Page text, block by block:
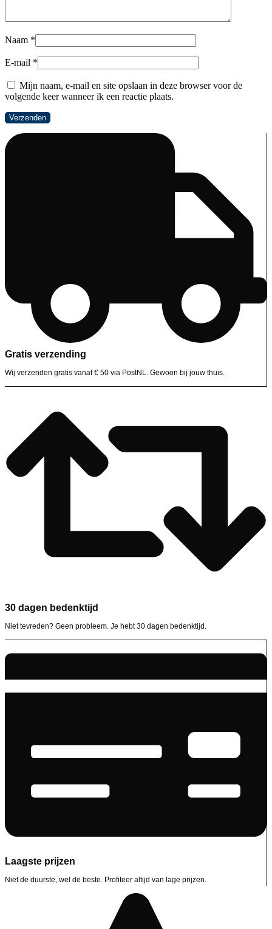
Naam *
E-mail *
Mijn naam, e-mail en site opslaan in deze browser voor de
volgende keer wanneer ik een reactie plaats.
Gratis verzending
Wij verzenden gratis vanaf € 50 via PostNL. Gewoon bij jouw thuis.
30 dagen bedenktijd
Niet tevreden? Geen probleem. Je hebt 30 dagen bedenktijd.
Laagste prijzen
Niet de duurste, wel de beste. Profiteer altijd van lage prijzen.